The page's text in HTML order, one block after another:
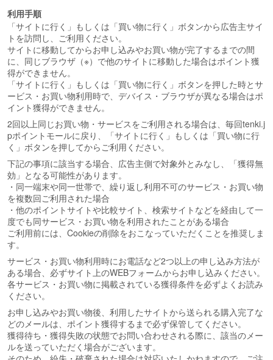
利用手順
「サイトに行く」もしくは「買い物に行く」ボタンから広告主サイ
トを訪問し、ご利用ください。
サイトに移動してからお申し込みやお買い物が完了するまでの間
に、同じブラウザ（※）で他のサイトに移動した場合はポイント獲
得ができません。
「サイトに行く」もしくは「買い物に行く」ボタンを押した時とサ
ービス・お買い物利用時で、デバイス・ブラウザが異なる場合はポ
イント獲得ができません。
2回以上同じお買い物・サービスをご利用される場合は、毎回tenki.j
pポイントモールに戻り、「サイトに行く」もしくは「買い物に行
く」ボタンを押してからご利用ください。
下記の事項に該当する場合、広告主側で対象外とみなし、「獲得無
効」となる可能性があります。
・同一端末や同一世帯で、繰り返し利用不可のサービス・お買い物
を複数回ご利用された場合
・他のポイントサイトや比較サイト、検索サイトなどを経由して一
度でも同サービス・お買い物を利用されたことがある場合
ご利用前には、Cookieの削除をおこなっていただくことを推奨しま
す。
サービス・お買い物利用時にお電話など2つ以上の申し込み方法が
ある場合、必ずサイト上のWEBフォームからお申し込みください。
各サービス・お買い物に掲載されている獲得条件を必ずよくお読み
ください。
お申し込みやお買い物後、利用したサイトから送られる購入完了な
どのメールは、ポイント獲得するまで必ず保管してください。
獲得待ち・獲得失敗の状態でお問い合わせされる際に、該当のメー
ルを送っていただく場合がございます。